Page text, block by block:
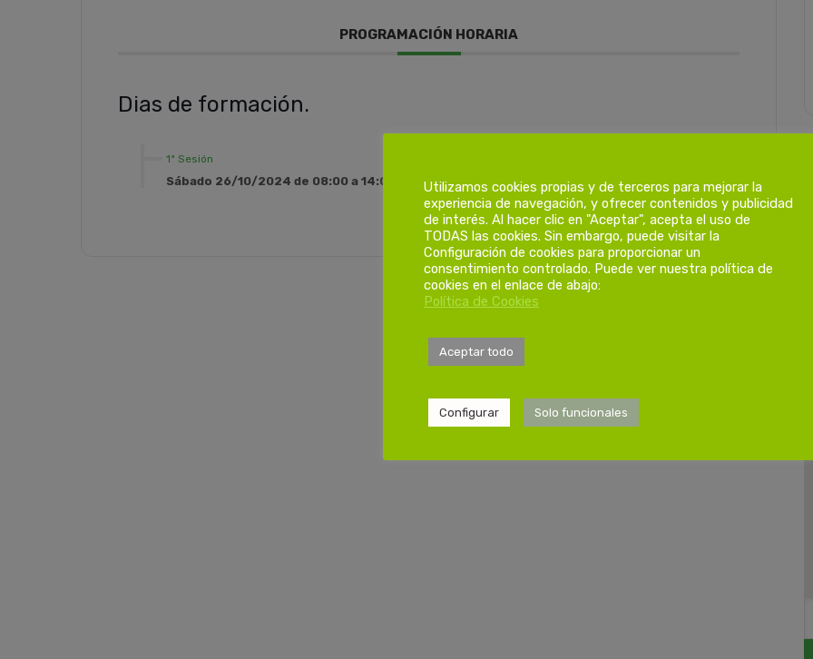
PROGRAMACIÓN HORARIA
Dias de formación.
1ª Sesión
Sábado 26/10/2024 de 08:00 a 14:00
Utilizamos cookies propias y de terceros para mejorar la
experiencia de navegación, y ofrecer contenidos y publicidad
de interés. Al hacer clic en "Aceptar", acepta el uso de
TODAS las cookies. Sin embargo, puede visitar la
Configuración de cookies para proporcionar un
consentimiento controlado. Puede ver nuestra política de
cookies en el enlace de abajo:
Política de Cookies
Aceptar todo
Configurar Solo funcionales